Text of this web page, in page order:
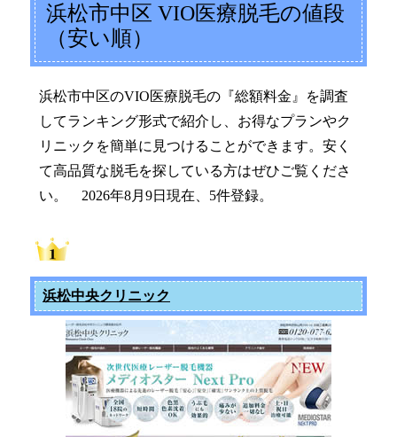
浜松市中区 VIO医療脱毛の値段
（安い順）
浜松市中区のVIO医療脱毛の『総額料金』を調査
してランキング形式で紹介し、お得なプランやク
リニックを簡単に見つけることができます。安く
て高品質な脱毛を探している方はぜひご覧くださ
い。 2026年8月9日現在、5件登録。
浜松中央クリニック